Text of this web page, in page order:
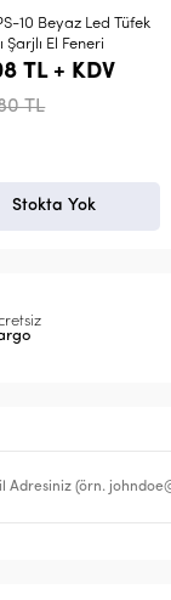
Police PS-90
LED Şarjlı Tüfek
1.123,49 TL